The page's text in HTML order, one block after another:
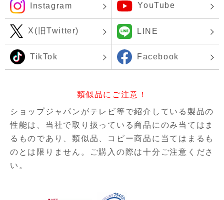
Instagram YouTube
X(旧Twitter) LINE
TikTok Facebook
類似品にご注意！
ショップジャパンがテレビ等で紹介している製品の
性能は、当社で取り扱っている商品にのみ当てはま
るものであり、類似品、コピー商品に当てはまるも
のとは限りません。ご購入の際は十分ご注意くださ
い。